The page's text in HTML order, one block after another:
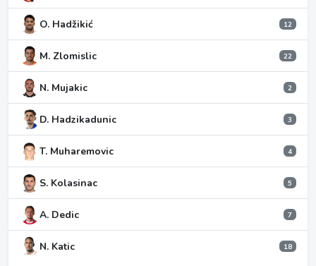
O. Hadžikić 12
M. Zlomislic 22
N. Mujakic 2
D. Hadzikadunic 3
T. Muharemovic 4
S. Kolasinac 5
A. Dedic 7
N. Katic 18